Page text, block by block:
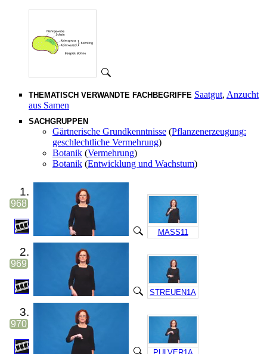
THEMATISCH VERWANDTE FACHBEGRIFFE Saatgut, Anzucht
aus Samen
SACHGRUPPEN
Gärtnerische Grundkenntnisse (Pflanzenerzeugung:
geschlechtliche Vermehrung)
Botanik (Vermehrung)
Botanik (Entwicklung und Wachstum)
1.
968
MASS11
2.
969
STREUEN1A
3.
970